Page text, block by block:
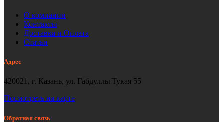
О компании
Контакты
Доставка и Оплата
Статьи
Адрес
420021, г. Казань, ул. Габдуллы Тукая 55
Посмотреть на карте
Обратная связь